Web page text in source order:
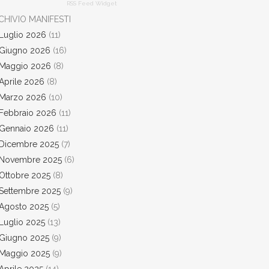
RSS Feed Widget
MANIFESTI
2026 (11)
2026 (16)
2026 (8)
2026 (8)
2026 (10)
2026 (11)
2026 (11)
2025 (7)
2025 (6)
2025 (8)
2025 (9)
2025 (5)
2025 (13)
2025 (9)
2025 (9)